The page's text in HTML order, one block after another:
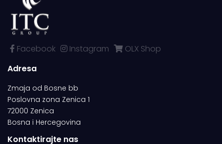
Facebook Instagram
OLX Shop
Adresa
Zmaja od Bosne bb
Poslovna zona Zenica 1
72000 Zenica
Bosna i Hercegovina
Kontaktirajte nas